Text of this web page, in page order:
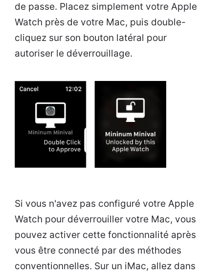
de passe. Placez simplement votre Apple
Watch près de votre Mac, puis double-
cliquez sur son bouton latéral pour
autoriser le déverrouillage.
Si vous n'avez pas configuré votre Apple
Watch pour déverrouiller votre Mac, vous
pouvez activer cette fonctionnalité après
vous être connecté par des méthodes
conventionnelles. Sur un iMac, allez dans